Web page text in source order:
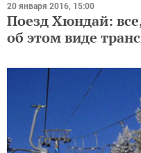
20 января 2016, 15:00
Поезд Хюндай:
об этом виде